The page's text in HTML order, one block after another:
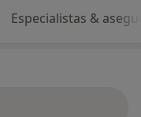
Especialistas &